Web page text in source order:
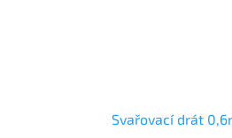
Svařovací drát